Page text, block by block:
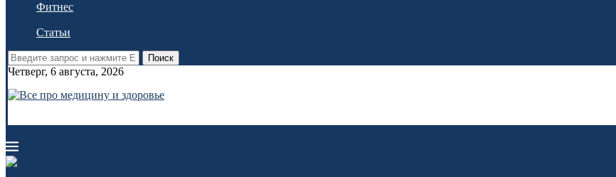
Фитнес
Статьи
Поиск
Четверг, 6 августа, 2026